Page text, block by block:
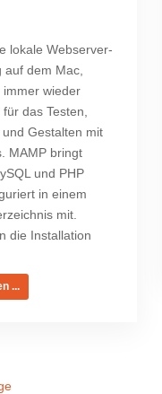
lokale Webserver-
auf dem Mac,
immer wieder
das Testen,
und Gestalten mit
MAMP bringt
und PHP
in einem
mit.
die Installation
...